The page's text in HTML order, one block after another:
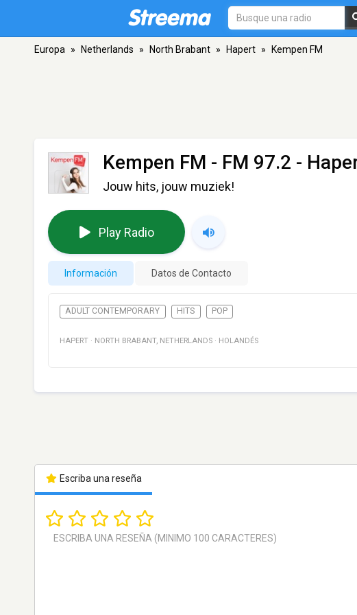
Europa » Netherlands » North Brabant » Hapert » Kempen FM
Kempen FM - FM 97.2 -
Jouw hits, jouw muziek!
Play Radio
Información Datos de Contacto
ADULT CONTEMPORARY HITS POP
HAPERT · NORTH BRABANT, NETHERLANDS · HOLANDÉS
Escriba una reseña